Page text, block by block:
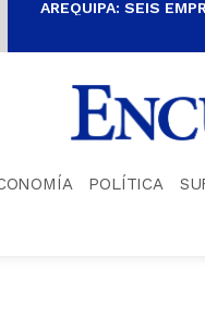
AREQUIPA: SEIS
POLÍTICA